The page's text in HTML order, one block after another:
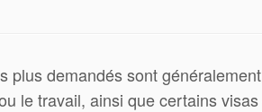
plus demandés sont
le travail, ainsi que certains